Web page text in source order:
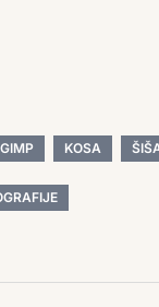
GIMP KOSA